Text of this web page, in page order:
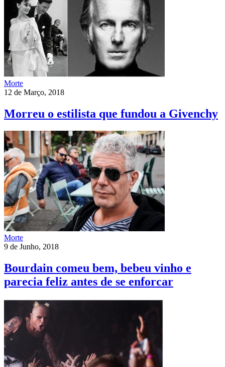
Morte
12 de Março, 2018
Morreu o estilista que fundou a Givenchy
Morte
9 de Junho, 2018
Bourdain comeu bem, bebeu vinho e
parecia feliz antes de se enforcar